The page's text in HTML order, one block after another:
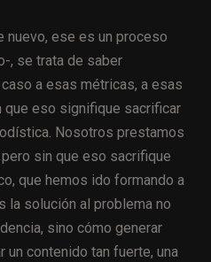
nuevo, ese es un proceso
, se trata de saber
a esas métricas, a esas
que eso signifique sacrificar
Nosotros prestamos
sin que eso sacrifique
que hemos ido formando a
la solución al problema no
sino cómo generar
un contenido tan fuerte, una